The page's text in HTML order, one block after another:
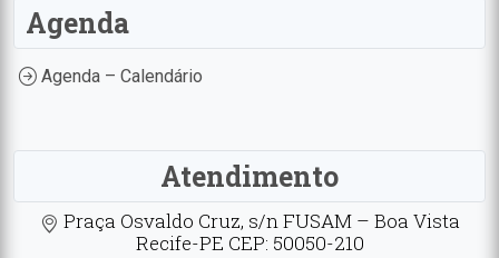
Agenda
Agenda – Calendário
Atendimento
Praça Osvaldo Cruz, s/n FUSAM – Boa Vista
Recife-PE CEP: 50050-210